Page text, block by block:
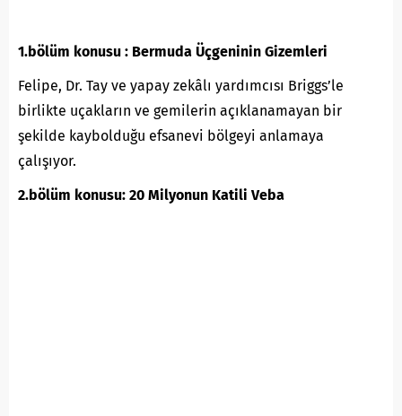
1.bölüm konusu : Bermuda Üçgeninin Gizemleri
Felipe, Dr. Tay ve yapay zekâlı yardımcısı Briggs’le
birlikte uçakların ve gemilerin açıklanamayan bir
şekilde kaybolduğu efsanevi bölgeyi anlamaya
çalışıyor.
2.bölüm konusu: 20 Milyonun Katili Veba